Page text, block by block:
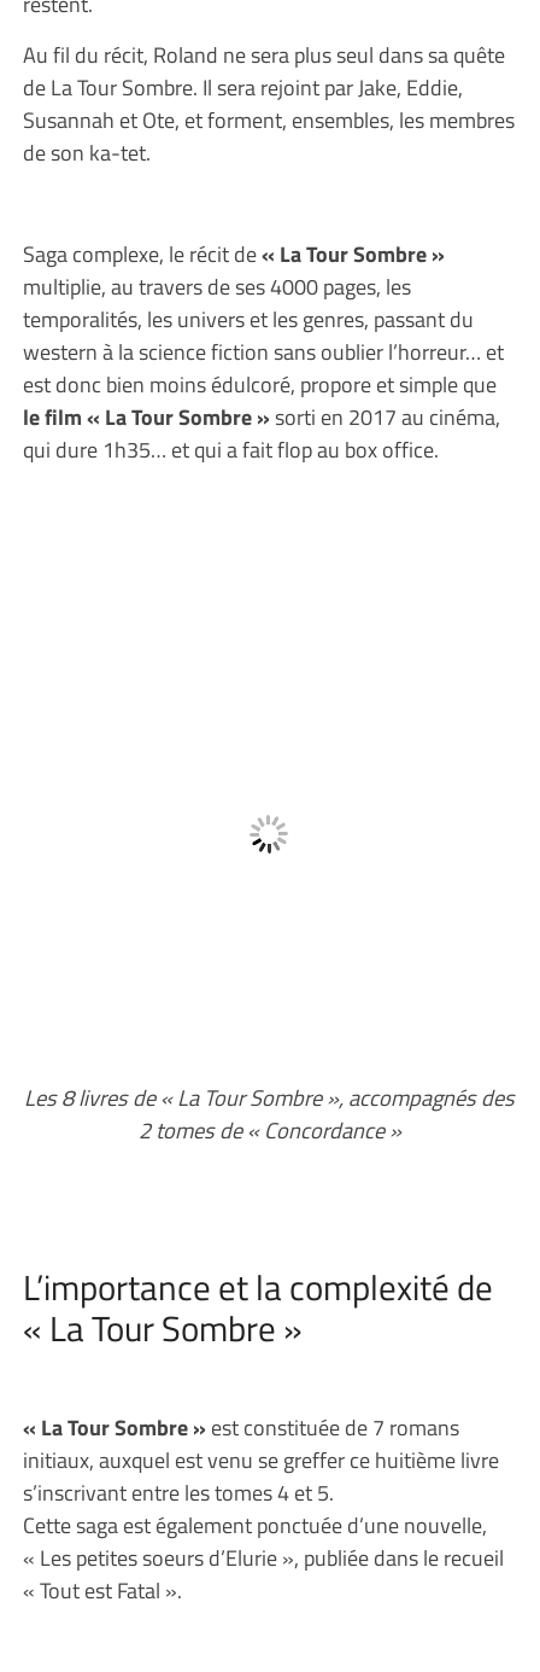
Au fil du récit, Roland ne sera plus seul dans sa quête
de La Tour Sombre. Il sera rejoint par Jake, Eddie,
Susannah et Ote, et forment, ensembles, les membres
de son ka-tet.
Saga complexe, le récit de« La Tour Sombre »
multiplie, au travers de ses 4000 pages, les
temporalités, les univers et les genres, passant du
western à la science fiction sans oublier l’horreur… et
est donc bien moins édulcoré, propore et simple que
le film « La Tour Sombre »sorti en 2017 au cinéma,
qui dure 1h35… et qui a fait flop au box office.
Les 8 livres de « La Tour Sombre », accompagnés des
2 tomes de « Concordance »
L’importance et la complexité de
« La Tour Sombre »
« La Tour Sombre » est constituée de 7 romans
initiaux, auxquel est venu se greffer ce huitième livre
s’inscrivant entre les tomes 4 et 5.
Cette saga est également ponctuée d’une nouvelle,
« Les petites soeurs d’Elurie », publiée dans le recueil
« Tout est Fatal ».